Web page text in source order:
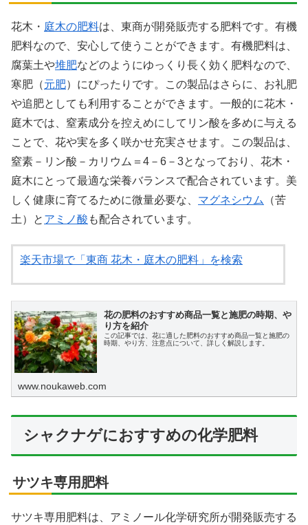
花木・ 庭木の肥料は、東商が開発販売する肥料です。有機
肥料なので、安心して使うことができます。有機肥料は、
腐葉土や堆肥などのようにゆっくり長く効く肥料なので、
寒肥（元肥）にぴったりです。この製品はさらに、お礼肥
や追肥としても利用することができます。一般的に花木・
庭木では、窒素成分を控えめにしてリン酸を多めに与える
ことで、花や実を多く咲かせ充実させます。この製品は、
窒素－リン酸－カリウム＝4－6－3となっており、花木・
庭木にとって最適な栄養バランスで配合されています。美
しく健康に育てるために微量必要な、 マグネシウム
（苦
土）と アミノ酸 も配合されています。
楽天市場で「東商 花木・庭木の肥料」を検索
花の肥料のおすすめ商品一覧と施肥の時期、や
り方を紹介
この記事では、花に適した肥料のおすすめ商品一覧と施肥の
時期、やり方、注意点について、詳しく解説します。
www.noukaweb.com
シャクナゲにおすすめの化学肥料
サツキ専用肥料
サツキ専用肥料は、アミノール化学研究所が開発販売する